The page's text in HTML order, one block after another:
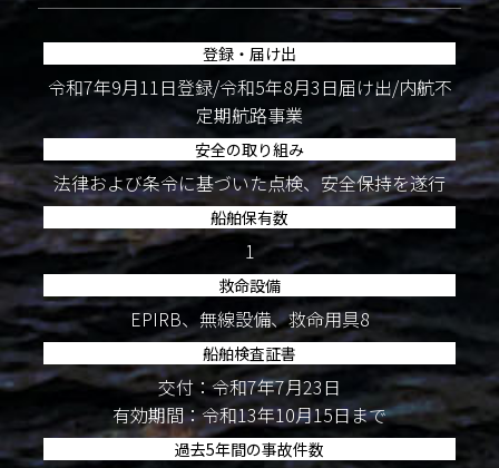
登録・届け出
令和7年9月11日登録/令和5年8月3日届け出/内航不
定期航路事業
安全の取り組み
法律および条令に基づいた点検、安全保持を遂行
船舶保有数
1
救命設備
EPIRB、無線設備、救命用具8
船舶検査証書
交付：令和7年7月23日
有効期間：令和13年10月15日まで
過去5年間の事故件数